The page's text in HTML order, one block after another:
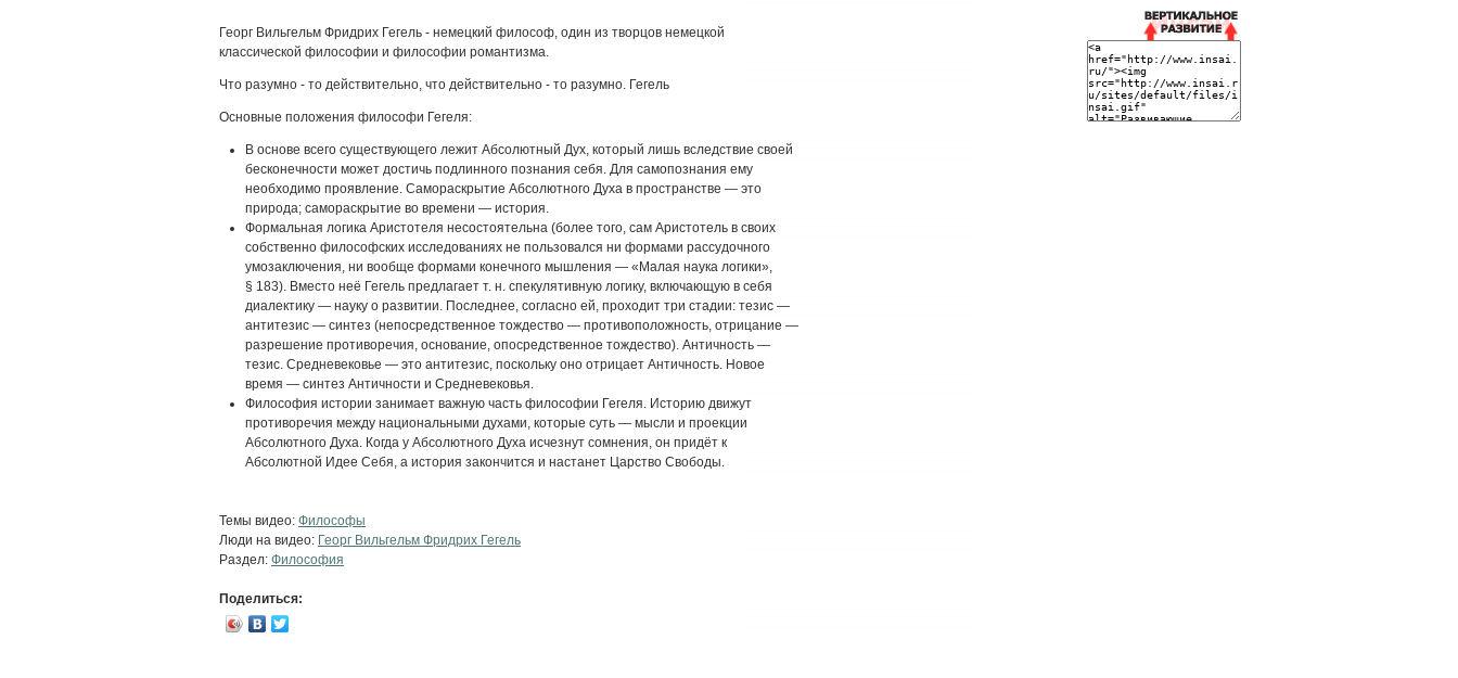
Георг Вильгельм Фридрих Гегель - немецкий философ, один из творцов немецкой
классической философии и философии романтизма.
Что разумно - то действительно, что действительно - то разумно. Гегель
Основные положения философи Гегеля:
В основе всего существующего лежит Абсолютный Дух , который лишь вследствие своей
бесконечности может достичь подлинного познания себя. Для самопознания ему
необходимо проявление. Самораскрытие Абсолютного Духа в пространстве — это
природа; самораскрытие во времени — история.
Формальная логика Аристотеля несостоятельна (более того, сам Аристотель в своих
собственно философских исследованиях не пользовался ни формами рассудочного
умозаключения, ни вообще формами конечного мышления — «Малая наука логики»,
§ 183). Вместо неё Гегель предлагает т. н. спекулятивную логику, включающую в себя
диалектику — науку о развитии. Последнее, согласно ей, проходит три стадии: тезис —
антитезис — синтез (непосредственное тождество — противоположность, отрицание —
разрешение противоречия, основание, опосредственное тождество). Античность —
тезис. Средневековье — это антитезис, поскольку оно отрицает Античность. Новое
время — синтез Античности и Средневековья.
Философия истории занимает важную часть философии Гегеля. Историю движут
противоречия между национальными духами, которые суть — мысли и проекции
Абсолютного Духа. Когда у Абсолютного Духа исчезнут сомнения, он придёт к
Абсолютной Идее Себя, а история закончится и настанет Царство Свободы.
Темы видео: Философы
Люди на видео: Георг Вильгельм Фридрих Гегель
Раздел: Философия
Поделиться: